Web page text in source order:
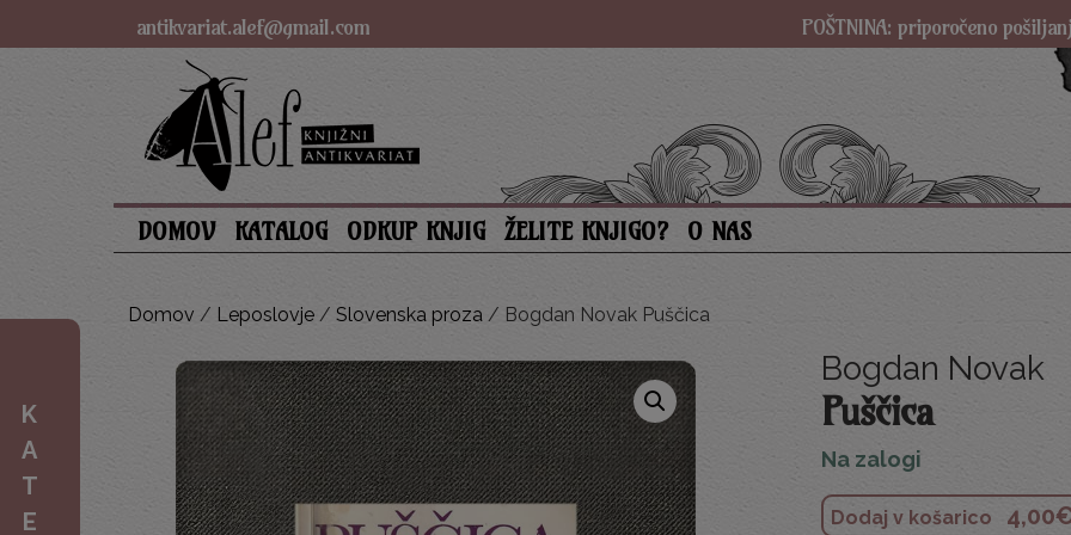
antikvariat.alef@gmail.com POŠTNINA: priporočeno pošiljanje
DOMOV KATALOG ODKUP KNJIG ŽELITE KNJIGO? O NAS
Domov / Leposlovje/ Slovenska proza/ Bogdan Novak Puščica
Bogdan Novak
Puščica
Na zalogi
Dodaj v košarico 4,00€
K
A
T
E